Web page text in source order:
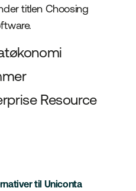
Resource
titlen Choosing
til Uniconta